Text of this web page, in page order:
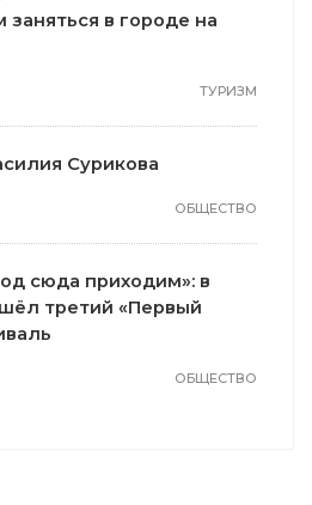
заняться в городе на
ТУРИЗМ
Сурикова
ОБЩЕСТВО
сюда приходим»: в
третий «Первый
ОБЩЕСТВО